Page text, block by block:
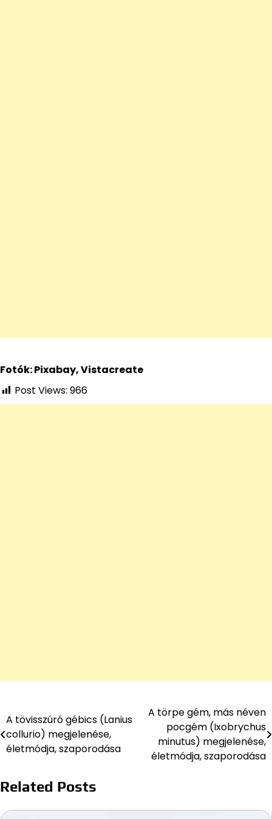
Fotók: Pixabay, Vistacreate
Post Views: 966
Bejegyzés
navigáció
A tövisszúró gébics (Lanius
collurio) megjelenése,
életmódja, szaporodása
A törpe gém, más néven
pocgém (Ixobrychus
minutus) megjelenése,
életmódja, szaporodása
Related Posts